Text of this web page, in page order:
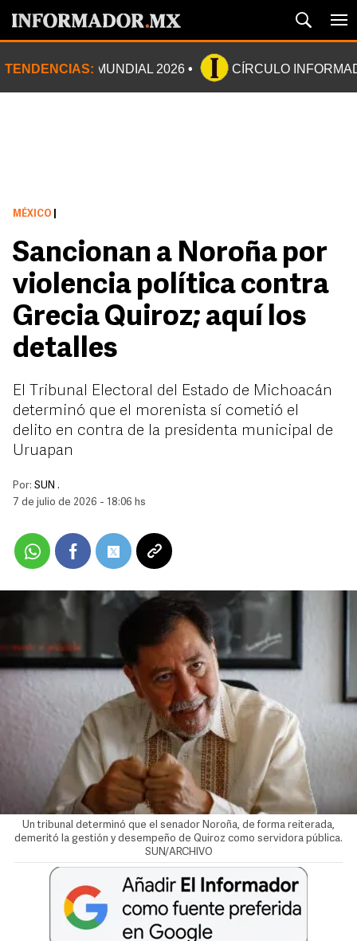
TENDENCIAS: MUNDIAL 2026 CÍRCULO
MÉXICO
Sancionan a Noroña por
violencia política contra
Grecia Quiroz; aquí los
detalles
El Tribunal Electoral del Estado de Michoacán
determinó que el morenista sí cometió el
delito en contra de la presidenta municipal de
Uruapan
Por: SUN .
7 de julio de 2026 - 18:06 hs
Un tribunal determinó que el senador Noroña, de forma reiterada,
demeritó la gestión y desempeño de Quiroz como servidora pública.
SUN/ARCHIVO